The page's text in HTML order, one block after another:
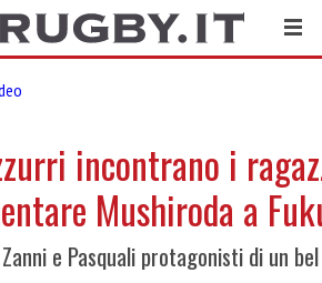
incontrano i
Mushiroda a
e Pasquali protagonisti di un